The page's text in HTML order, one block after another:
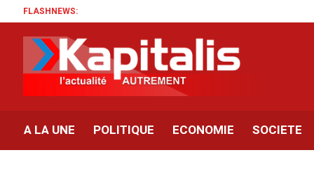
FLASHNEWS:
A LA UNE POLITIQUE ECONOMIE SOCIETE